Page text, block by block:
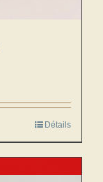
Détails